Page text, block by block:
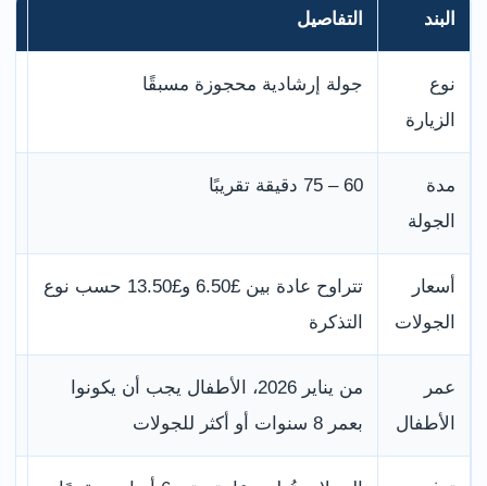
البند التفاصيل
نوع
الزيارة
جولة إرشادية محجوزة مسبقًا
مدة
الجولة
60 – 75 دقيقة تقريبًا
أسعار
الجولات
تتراوح عادة بين £6.50 و£13.50 حسب نوع
التذكرة
عمر
الأطفال
من يناير 2026، الأطفال يجب أن يكونوا
بعمر 8 سنوات أو أكثر للجولات